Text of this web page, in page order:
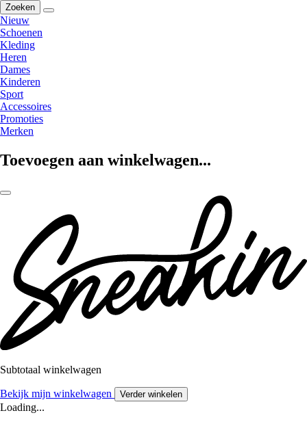
Zoeken
Nieuw
Schoenen
Kleding
Heren
Dames
Kinderen
Sport
Accessoires
Promoties
Merken
Toevoegen aan winkelwagen...
Subtotaal winkelwagen
Bekijk mijn winkelwagen Verder winkelen
Loading...